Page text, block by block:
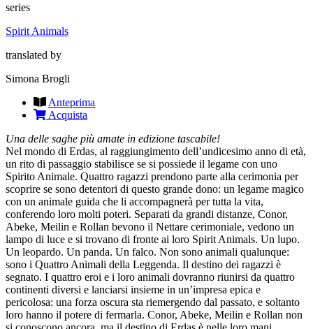
series
Spirit Animals
translated by
Simona Brogli
Anteprima
Acquista
Una delle saghe più amate in edizione tascabile!
Nel mondo di Erdas, al raggiungimento dell’undicesimo anno di età,
un rito di passaggio stabilisce se si possiede il legame con uno
Spirito Animale. Quattro ragazzi prendono parte alla cerimonia per
scoprire se sono detentori di questo grande dono: un legame magico
con un animale guida che li accompagnerà per tutta la vita,
conferendo loro molti poteri. Separati da grandi distanze, Conor,
Abeke, Meilin e Rollan bevono il Nettare cerimoniale, vedono un
lampo di luce e si trovano di fronte ai loro Spirit Animals. Un lupo.
Un leopardo. Un panda. Un falco. Non sono animali qualunque:
sono i Quattro Animali della Leggenda. Il destino dei ragazzi è
segnato. I quattro eroi e i loro animali dovranno riunirsi da quattro
continenti diversi e lanciarsi insieme in un’impresa epica e
pericolosa: una forza oscura sta riemergendo dal passato, e soltanto
loro hanno il potere di fermarla. Conor, Abeke, Meilin e Rollan non